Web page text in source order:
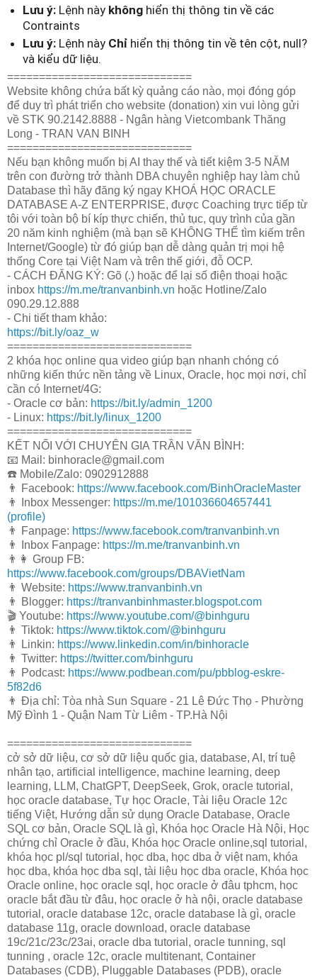
Lưu ý: Lệnh này không hiển thị thông tin về các
Contraints
Lưu ý: Lệnh này Chỉ hiển thị thông tin về tên cột, null?
và kiểu dữ liệu.
=============================
Website không chứa bất kỳ quảng cáo nào, mọi đóng góp
để duy trì phát triển cho website (donation) xin vui lòng gửi
về STK 90.2142.8888 - Ngân hàng Vietcombank Thăng
Long - TRAN VAN BINH
=============================
Nếu bạn không muốn bị AI thay thế và tiết kiệm 3-5 NĂM
trên con đường trở thành DBA chuyên nghiệp hay làm chủ
Database thì hãy đăng ký ngay KHOÁ HỌC ORACLE
DATABASE A-Z ENTERPRISE, được Coaching trực tiếp từ
tôi với toàn bộ bí kíp thực chiến, thủ tục, quy trình của gần
20 năm kinh nghiệm (mà bạn sẽ KHÔNG THỂ tìm kiếm trên
Internet/Google) từ đó giúp bạn dễ dàng quản trị mọi hệ
thống Core tại Việt Nam và trên thế giới, đỗ OCP.
- CÁCH ĐĂNG KÝ: Gõ (.) hoặc để lại số điện thoại hoặc
inbox https://m.me/tranvanbinh.vn hoặc Hotline/Zalo
090.29.12.888
- Chi tiết tham khảo:
https://bit.ly/oaz_w
=============================
2 khóa học online qua video giúp bạn nhanh chóng có
những kiến thức nền tảng về Linux, Oracle, học mọi nơi, chỉ
cần có Internet/4G:
- Oracle cơ bản: https://bit.ly/admin_1200
- Linux: https://bit.ly/linux_1200
=============================
KẾT NỐI VỚI CHUYÊN GIA TRẦN VĂN BÌNH:
📧 Mail: binhoracle@gmail.com
☎️ Mobile/Zalo: 0902912888
👨 Facebook: https://www.facebook.com/BinhOracleMaster
👨 Inbox Messenger: https://m.me/101036604657441
(profile)
👨 Fanpage: https://www.facebook.com/tranvanbinh.vn
👨 Inbox Fanpage: https://m.me/tranvanbinh.vn
👨👩 Group FB:
https://www.facebook.com/groups/DBAVietNam
👨 Website: https://www.tranvanbinh.vn
👨 Blogger: https://tranvanbinhmaster.blogspot.com
🎬 Youtube: https://www.youtube.com/@binhguru
👨 Tiktok: https://www.tiktok.com/@binhguru
👨 Linkin: https://www.linkedin.com/in/binhoracle
👨 Twitter: https://twitter.com/binhguru
👨 Podcast: https://www.podbean.com/pu/pbblog-eskre-
5f82d6
👨 Địa chỉ: Tòa nhà Sun Square - 21 Lê Đức Thọ - Phường
Mỹ Đình 1 - Quận Nam Từ Liêm - TP.Hà Nội
=============================
cở sở dữ liệu, cơ sở dữ liệu quốc gia, database, AI, trí tuệ
nhân tạo, artificial intelligence, machine learning, deep
learning, LLM, ChatGPT, DeepSeek, Grok, oracle tutorial,
học oracle database, Tự học Oracle, Tài liệu Oracle 12c
tiếng Việt, Hướng dẫn sử dụng Oracle Database, Oracle
SQL cơ bản, Oracle SQL là gì, Khóa học Oracle Hà Nội, Học
chứng chỉ Oracle ở đầu, Khóa học Oracle online,sql tutorial,
khóa học pl/sql tutorial, học dba, học dba ở việt nam, khóa
học dba, khóa học dba sql, tài liệu học dba oracle, Khóa học
Oracle online, học oracle sql, học oracle ở đâu tphcm, học
oracle bắt đầu từ đâu, học oracle ở hà nội, oracle database
tutorial, oracle database 12c, oracle database là gì, oracle
database 11g, oracle download, oracle database
19c/21c/23c/23ai, oracle dba tutorial, oracle tunning, sql
tunning , oracle 12c, oracle multitenant, Container
Databases (CDB), Pluggable Databases (PDB), oracle